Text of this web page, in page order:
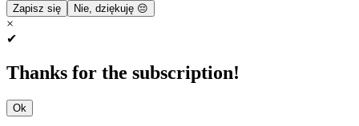
Zapisz się Nie, dziękuję 😔
×
✔
Thanks for the subscription!
Ok